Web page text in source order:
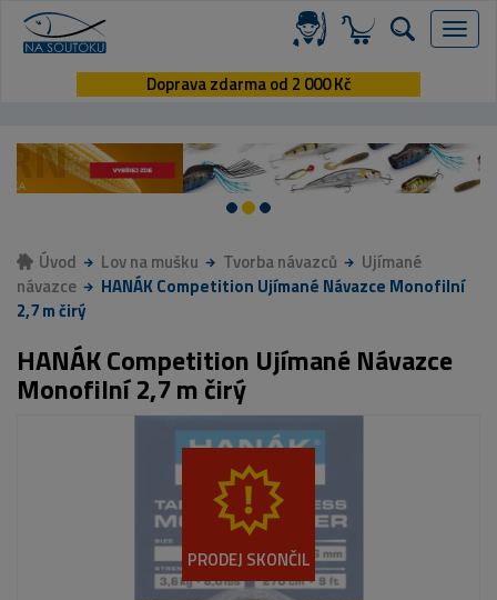
Menu
Doprava zdarma od 2 000 Kč
Úvod Lov na mušku Tvorba návazců
Ujímané
návazce
HANÁK Competition Ujímané Návazce Monofilní
2,7 m čirý
HANÁK Competition Ujímané Návazce
Monofilní 2,7 m čirý
PRODEJ SKONČIL